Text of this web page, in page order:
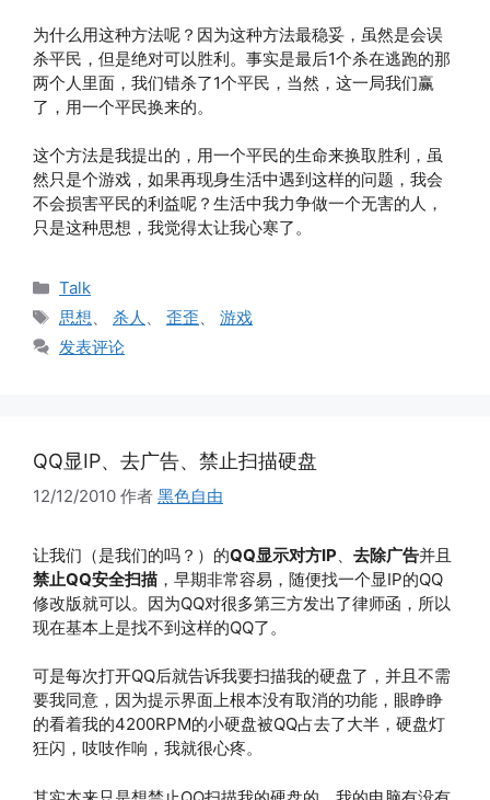
为什么用这种方法呢？因为这种方法最稳妥，虽然是会误
杀平民，但是绝对可以胜利。事实是最后1个杀在逃跑的那
两个人里面，我们错杀了1个平民，当然，这一局我们赢
了，用一个平民换来的。
这个方法是我提出的，用一个平民的生命来换取胜利，虽
然只是个游戏，如果再现身生活中遇到这样的问题，我会
不会损害平民的利益呢？生活中我力争做一个无害的人，
只是这种思想，我觉得太让我心寒了。
分
类
Talk
标
签
思想、 杀人 、 歪歪、 游戏
发表评论
QQ显IP、去广告、禁止扫描硬盘
12/12/2010 作者 黑色自由
让我们（是我们的吗？）的QQ显示对方IP 去除广告并且
禁止QQ安全扫描 ，早期非常容易，随便找一个显IP的QQ
修改版就可以。因为QQ对很多第三方发出了律师函，所以
现在基本上是找不到这样的QQ了。
可是每次打开QQ后就告诉我要扫描我的硬盘了，并且不需
要我同意，因为提示界面上根本没有取消的功能，眼睁睁
的看着我的4200RPM的小硬盘被QQ占去了大半，硬盘灯
狂闪，吱吱作响，我就很心疼。